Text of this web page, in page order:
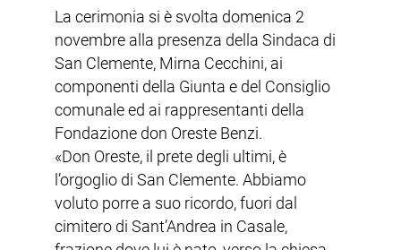
La cerimonia si è svolta domenica 2
novembre alla presenza della Sindaca di
San Clemente, Mirna Cecchini, ai
componenti della Giunta e del Consiglio
comunale ed ai rappresentanti della
Fondazione don Oreste Benzi.
«Don Oreste, il prete degli ultimi, è
l’orgoglio di San Clemente. Abbiamo
voluto porre a suo ricordo, fuori dal
cimitero di Sant’Andrea in Casale,